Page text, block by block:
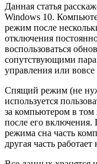
Данная статья
Windows 10.
режим после
отключения
воспользоваться
сопутствующими
управления или
Спящий режим (не
используется
за компьютером в том
после его включения.
режима сна часть
другая часть